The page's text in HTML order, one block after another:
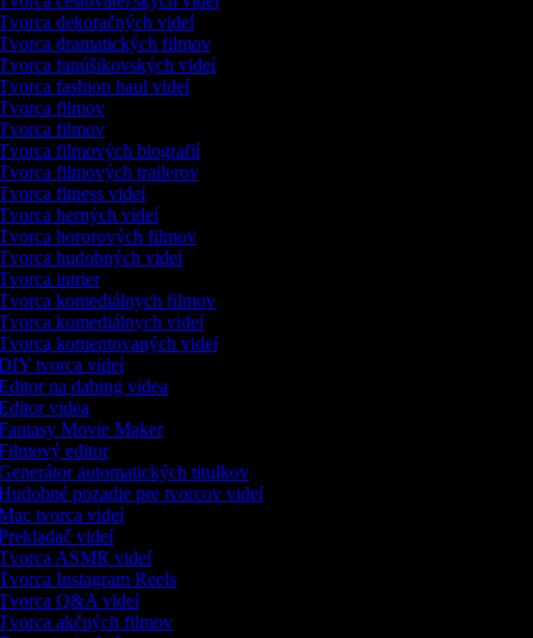
dekoračných videí
dramatických filmov
fanúšikovských videí
fashion haul videí
filmov
filmov
filmových biografií
filmových trailerov
fitness videí
herných videí
hororových filmov
hudobných videí
intrier
komediálnych filmov
komediálnych videí
komentovaných videí
tvorca videí
na dabing videa
videa
Movie Maker
editor
automatických titulkov
pozadie pre tvorcov videí
tvorca videí
videí
ASMR videí
Instagram Reels
Q&A videí
akčných filmov